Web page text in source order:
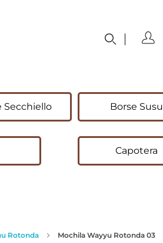
Secchiello Borse Susu
Capotera
Rotonda Mochila Wayyu Rotonda 03